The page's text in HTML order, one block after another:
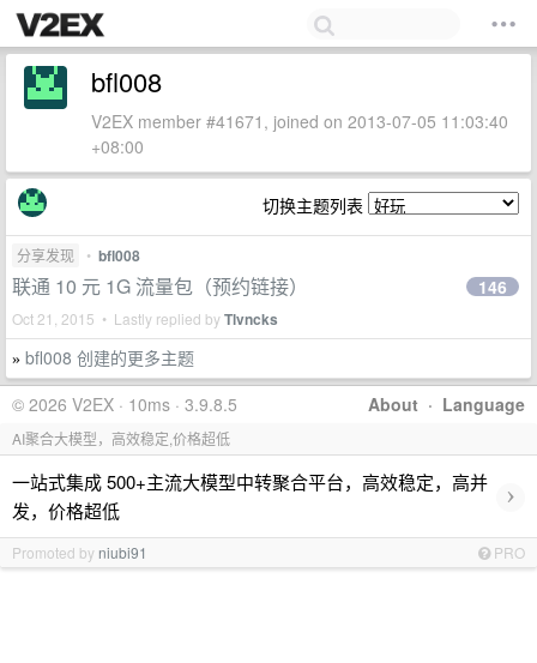
bfl008
V2EX member #41671, joined on 2013-07-05 11:03:40
+08:00
切换主题列表
分享发现 • bfl008
联通 10 元 1G 流量包（预约链接）
Oct 21, 2015 • Lastly replied byTlvncks
146
» bfl008 创建的更多主题
About · Language
© 2026 V2EX · 10ms · 3.9.8.5
AI聚合大模型，高效稳定,价格超低
一站式集成 500+主流大模型中转聚合平台，高效稳定，高并
发，价格超低
›
Promoted by niubi91 PRO